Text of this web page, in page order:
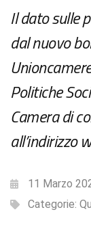
Il dato sulle
dal nuovo
Politiche
Camera di
all’indirizzo
11 Marzo
Categorie: